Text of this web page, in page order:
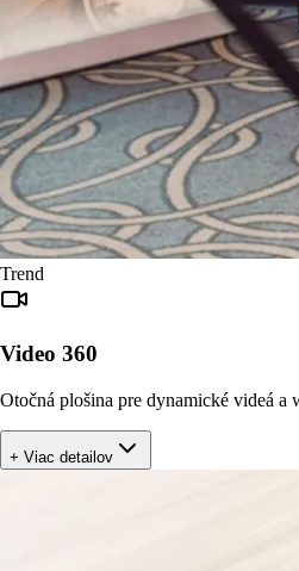
Trend
Video 360
Otočná plošina pre dynamické videá a
+ Viac detailov